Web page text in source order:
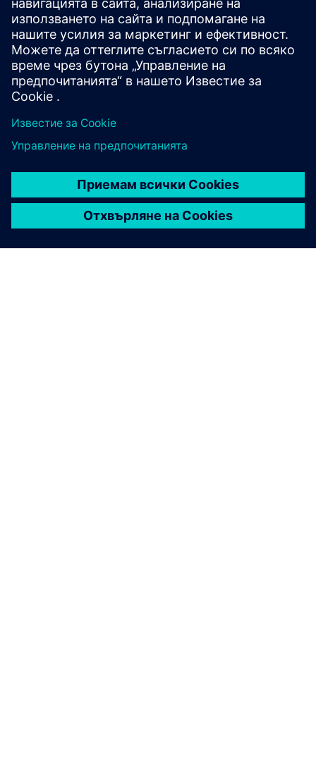
свързани продукти
Предпоставки